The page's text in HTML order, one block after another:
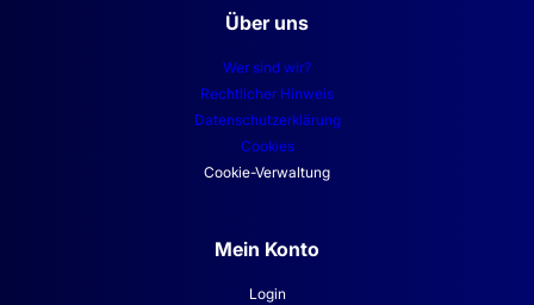
Über uns
Wer sind wir?
Rechtlicher Hinweis
Datenschutzerklärung
Cookies
Cookie-Verwaltung
Mein Konto
Login